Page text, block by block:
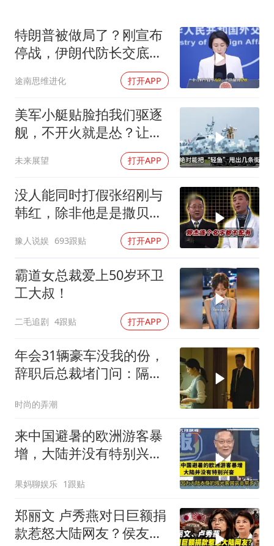
感觉全东北都在等7号
80后女柜员逆袭成4200亿银行副行长
奋进开新局 实干挑大梁
特朗普被做局了？刚宣布
停战，伊朗代防长交底，
途南思维进化 打开APP
美军小艇贴脸拍我们驱逐
舰，不开火就是怂？让印
未来展望 打开APP
没人能同时打假张绍刚与
韩红，除非他是是撒贝
豫人说娱 693跟贴 打开APP
霸道女总裁爱上50岁环卫
工大叔！
二毛追剧 4跟贴 打开APP
年会31辆豪车没我的份，
辞职后总裁堵门问：隔壁
时尚的弄潮
来中国避暑的欧洲游客暴
增，大陆并没有特别兴
果妈聊娱乐 1跟贴
郑丽文 卢秀燕对日巨额捐
款惹怒大陆网友？侯友宜